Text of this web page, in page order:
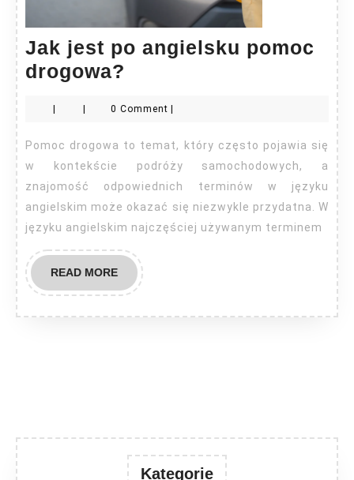
Jak jest po angielsku pomoc
drogowa?
po
angielsku
pomoc
drogowa?
0 Comment
Pomoc drogowa to temat, który często pojawia się
w kontekście podróży samochodowych, a
znajomość odpowiednich terminów w języku
angielskim może okazać się niezwykle przydatna. W
języku angielskim najczęściej używanym terminem
READ MOREREAD
MORE
Kategorie